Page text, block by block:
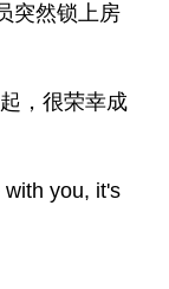
突然锁上房
，很荣幸成
with you, it's